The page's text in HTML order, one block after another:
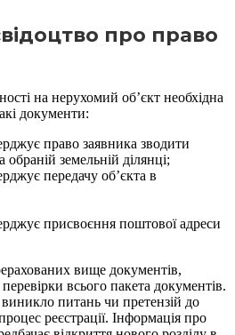
про право
на нерухомий об’єкт необхідна
документи:
право заявника зводити
земельній ділянці;
передачу об’єкта в
присвоєння поштової адреси
вище документів,
всього пакета документів.
питань чи претензій до
реєстрації. Інформація про